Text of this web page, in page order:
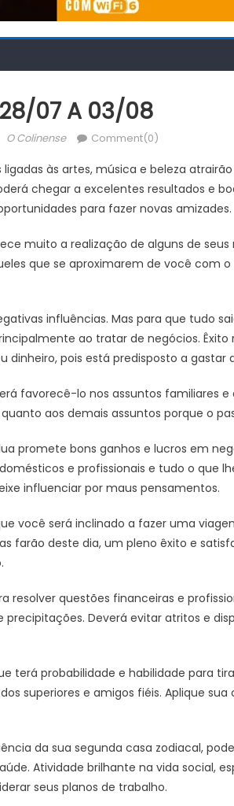
07 A 03/08
Author
O Colinense Comment(0)
ligadas às artes, música e beleza
chegar a excelentes resultados e
para fazer novas amizades.
muito a realização de alguns de
que se aproximarem de você com
influências. Mas para que tudo
ao tratar de negócios.
dinheiro, pois está predisposto a gastar
favorecê-lo nos assuntos familiares
aos demais assuntos porque o
promete bons ganhos e lucros em
e profissionais e tudo o que
influenciar por maus pensamentos.
você será inclinado a fazer uma
farão deste dia, um pleno êxito e
resolver questões financeiras e
precipitações. Deverá evitar atritos e
terá probabilidade e habilidade para
superiores e amigos fiéis. Aplique
da sua segunda casa zodiacal,
Atividade brilhante na vida social,
seus planos de trabalho.